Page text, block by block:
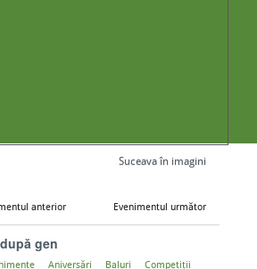
Suceava în imagini
anterior Evenimentul următor
gen
Aniversări Baluri
Competiții